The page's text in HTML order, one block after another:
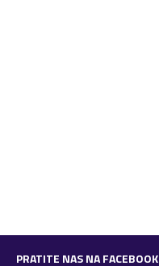
PRATITE NAS NA FACEBOOK